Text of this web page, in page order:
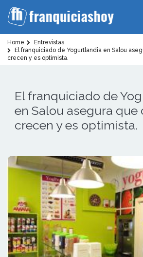
Home
Entrevistas
El franquiciado de Yogurtlandia en Salou
crecen y es optimista.
El franquiciado de
en Salou asegura que
crecen y es optimista.